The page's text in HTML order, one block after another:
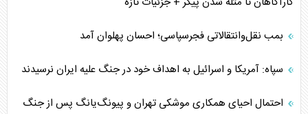
بمب نقل‌وانتقالاتی فجرسپاسی؛ احسان پهلوان آمد
سپاه: آمریکا و اسرائیل به اهداف خود در جنگ علیه ایران نرسیدند
احتمال احیای همکاری موشکی تهران و پیونگ‌یانگ پس از جنگ